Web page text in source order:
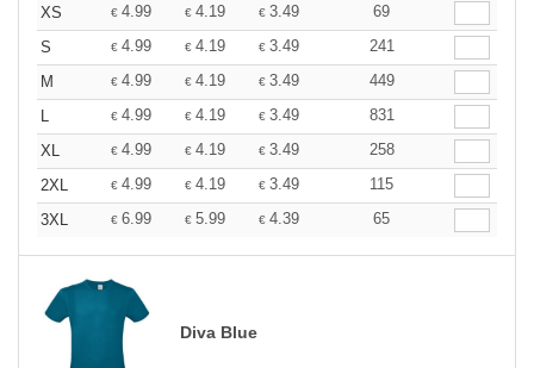
XS € 4.99 € 4.19 € 3.49
69
S
€ 4.99 € 4.19 € 3.49
241
M
€ 4.99 € 4.19 € 3.49
449
L
€ 4.99 € 4.19 € 3.49
831
XL
€ 4.99 € 4.19 € 3.49
258
2XL
€ 4.99 € 4.19 € 3.49
115
3XL
€ 6.99 € 5.99 € 4.39 65
Diva Blue